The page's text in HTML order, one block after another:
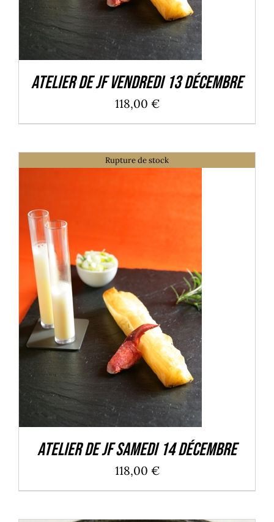
Atelier de JF Vendredi 13 Décembre
118,00 €
Rupture de stock
DÉTAILS
Atelier de JF Samedi 14 Décembre
118,00 €